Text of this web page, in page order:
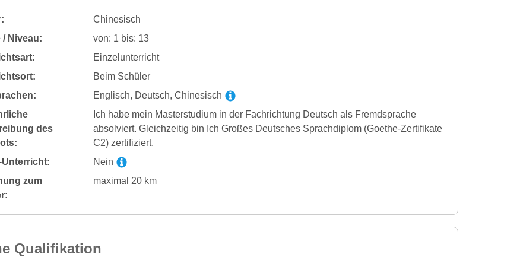
Chinesisch
/ Niveau:
von: 1 bis: 13
Einzelunterricht
Beim Schüler
Englisch, Deutsch, Chinesisch
des
Ich habe mein Masterstudium in der Fachrichtung Deutsch als Fremdsprache
absolviert. Gleichzeitig bin Ich Großes Deutsches Sprachdiplom (Goethe-Zertifikate
C2) zertifiziert.
Unterricht:
Nein
zum
maximal 20 km
Qualifikation